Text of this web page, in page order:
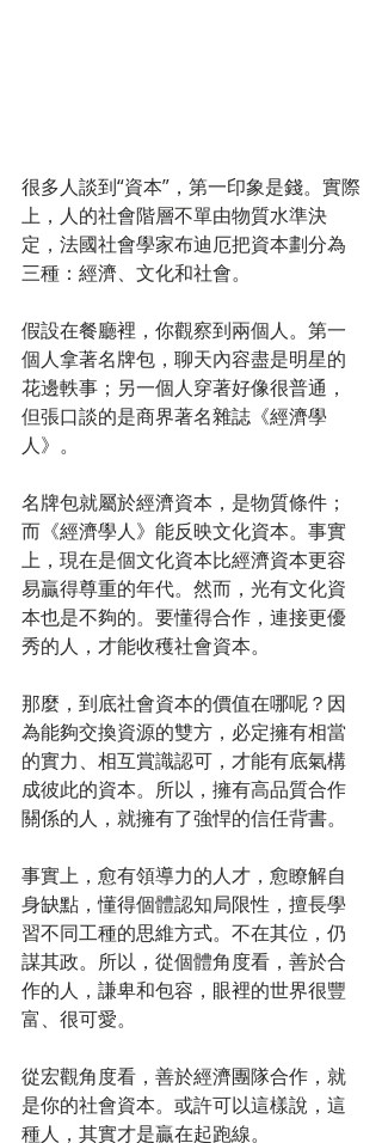
很多人談到“資本”，第一印象是錢。實際
上，人的社會階層不單由物質水準決
定，法國社會學家布迪厄把資本劃分為
三種：經濟、文化和社會。
假設在餐廳裡，你觀察到兩個人。第一
個人拿著名牌包，聊天內容盡是明星的
花邊軼事；另一個人穿著好像很普通，
但張口談的是商界著名雜誌《經濟學
人》。
名牌包就屬於經濟資本，是物質條件；
而《經濟學人》能反映文化資本。事實
上，現在是個文化資本比經濟資本更容
易贏得尊重的年代。然而，光有文化資
本也是不夠的。要懂得合作，連接更優
秀的人，才能收穫社會資本。
那麼，到底社會資本的價值在哪呢？因
為能夠交換資源的雙方，必定擁有相當
的實力、相互賞識認可，才能有底氣構
成彼此的資本。所以，擁有高品質合作
關係的人，就擁有了強悍的信任背書。
事實上，愈有領導力的人才，愈瞭解自
身缺點，懂得個體認知局限性，擅長學
習不同工種的思維方式。不在其位，仍
謀其政。所以，從個體角度看，善於合
作的人，謙卑和包容，眼裡的世界很豐
富、很可愛。
從宏觀角度看，善於經濟團隊合作，就
是你的社會資本。或許可以這樣說，這
種人，其實才是贏在起跑線。